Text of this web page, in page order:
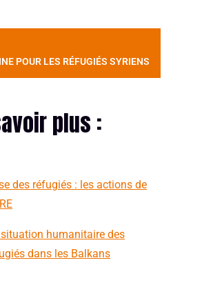
POUR LES RÉFUGIÉS SYRIENS
plus :
des réfugiés : les actions de
humanitaire des
dans les Balkans